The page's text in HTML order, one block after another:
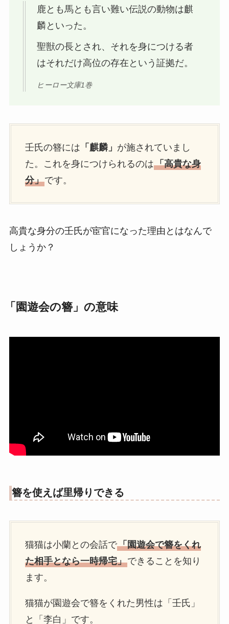
鹿とも馬とも言い難い伝説の動物は麒
麟といった。
聖獣の長とされ、それを身につける者
はそれだけ高位の存在という証拠だ。
ヒーロー文庫1巻
壬氏の簪には 「麒麟」 が施されていまし
た。これを身につけられるのは「高貴な身
分」です。
高貴な身分の壬氏が宦官になった理由とはなんで
しょうか？
「園遊会の簪」の意味
簪を使えば里帰りできる
猫猫は小蘭との会話で「園遊会で簪をくれ
た相手となら一時帰宅」できることを知り
ます。
猫猫が園遊会で簪をくれた男性は「壬氏」
と「李白」です。